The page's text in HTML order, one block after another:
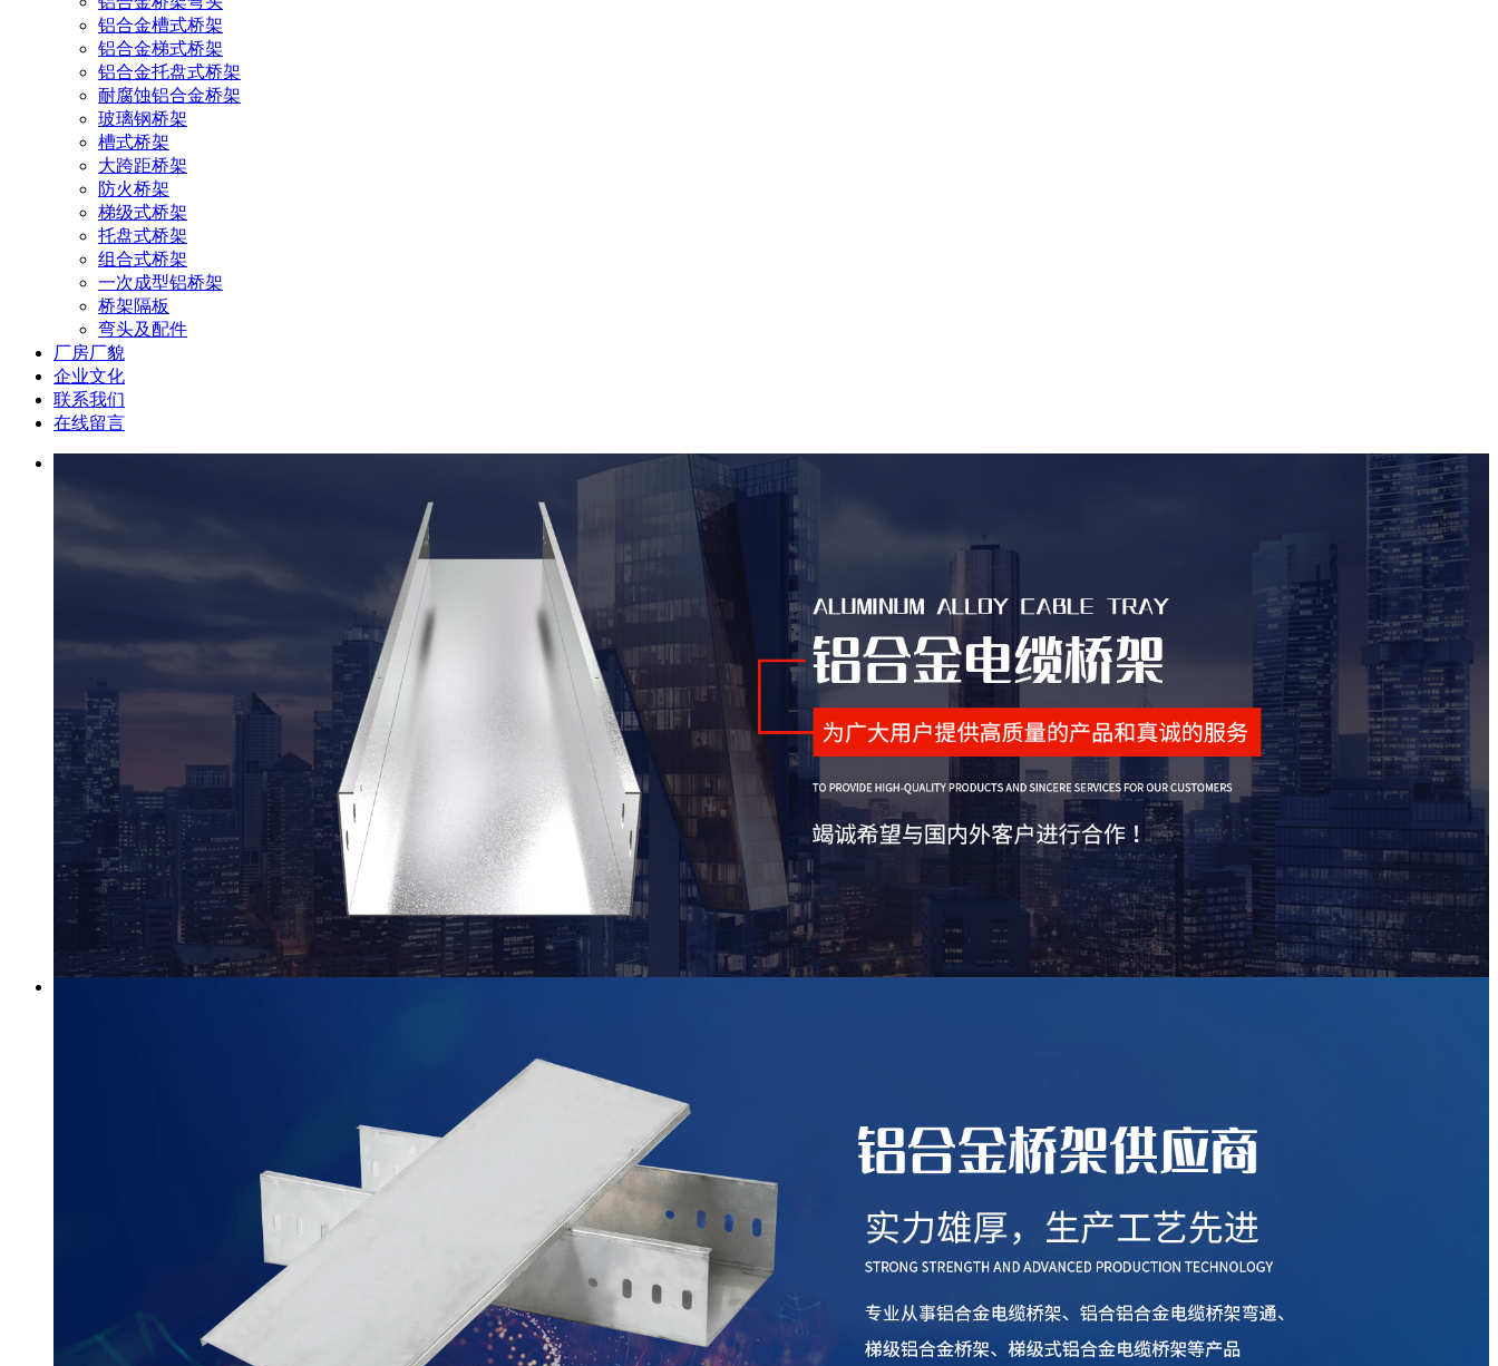
铝合金槽式桥架
铝合金梯式桥架
铝合金托盘式桥架
耐腐蚀铝合金桥架
玻璃钢桥架
槽式桥架
大跨距桥架
防火桥架
梯级式桥架
托盘式桥架
组合式桥架
一次成型铝桥架
桥架隔板
弯头及配件
厂房厂貌
企业文化
联系我们
在线留言